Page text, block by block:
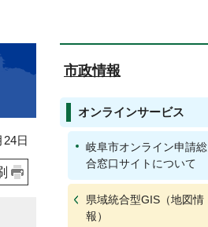
日
市政情報
オンラインサービス
岐阜市オンライン申請総
合窓口サイトについて
県域統合型GIS（地図情
報）